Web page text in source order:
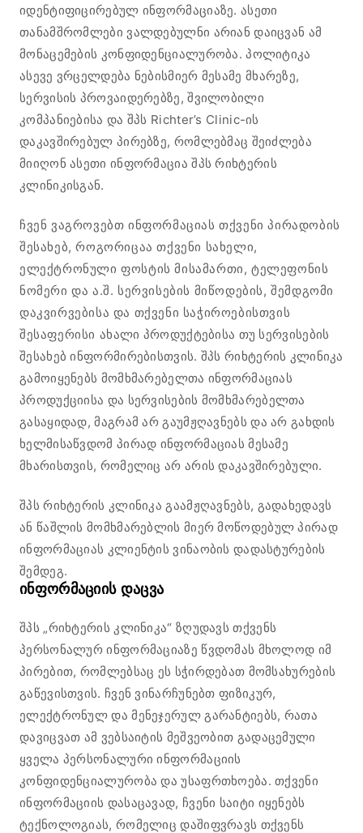
იდენტიფიცირებულ ინფორმაციაზე. ასეთი
თანამშრომლები ვალდებულნი არიან დაიცვან ამ
მონაცემების კონფიდენციალურობა. პოლიტიკა
ასევე ვრცელდება ნებისმიერ მესამე მხარეზე,
სერვისის პროვაიდერებზე, შვილობილი
კომპანიებისა და შპს Richter’s Clinic-ის
დაკავშირებულ პირებზე, რომლებმაც შეიძლება
მიიღონ ასეთი ინფორმაცია შპს რიხტერის
კლინიკისგან.
ჩვენ ვაგროვებთ ინფორმაციას თქვენი პირადობის
შესახებ, როგორიცაა თქვენი სახელი,
ელექტრონული ფოსტის მისამართი, ტელეფონის
ნომერი და ა.შ. სერვისების მიწოდების, შემდგომი
დაკვირვებისა და თქვენი საჭიროებისთვის
შესაფერისი ახალი პროდუქტებისა თუ სერვისების
შესახებ ინფორმირებისთვის. შპს რიხტერის კლინიკა
გამოიყენებს მომხმარებელთა ინფორმაციას
პროდუქციისა და სერვისების მომხმარებელთა
გასაყიდად, მაგრამ არ გაუმჟღავნებს და არ გახდის
ხელმისაწვდომ პირად ინფორმაციას მესამე
მხარისთვის, რომელიც არ არის დაკავშირებული.
შპს რიხტერის კლინიკა გაამჟღავნებს, გადახედავს
ან წაშლის მომხმარებლის მიერ მოწოდებულ პირად
ინფორმაციას კლიენტის ვინაობის დადასტურების
შემდეგ.
ინფორმაციის დაცვა
შპს „რიხტერის კლინიკა“ ზღუდავს თქვენს
პერსონალურ ინფორმაციაზე წვდომას მხოლოდ იმ
პირებით, რომლებსაც ეს სჭირდებათ მომსახურების
გაწევისთვის. ჩვენ ვინარჩუნებთ ფიზიკურ,
ელექტრონულ და მენეჯერულ გარანტიებს, რათა
დავიცვათ ამ ვებსაიტის მეშვეობით გადაცემული
ყველა პერსონალური ინფორმაციის
კონფიდენციალურობა და უსაფრთხოება. თქვენი
ინფორმაციის დასაცავად, ჩვენი საიტი იყენებს
ტექნოლოგიას, რომელიც დაშიფვრავს თქვენს